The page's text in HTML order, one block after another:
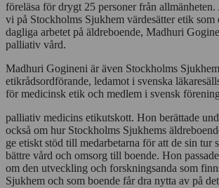
– Det var lyckat på Nyckelharpan ikväll. Jag
föreläsa för drygt 25 personer från allmänheten.
vi på Stockholms Sjukhem värdesätter etik som
dagliga arbetet på äldreboende, Madhuri
Madhuri Gogineni är även Stockholms
etikrådsordförande, ledamot i svenska
palliativ medicins etikutskott. Hon berättade
också om hur Stockholms Sjukhems
ge etiskt stöd till medarbetarna för att de sin tur
bättre vård och omsorg till boende. Hon passade
om den utveckling och forskningsanda som